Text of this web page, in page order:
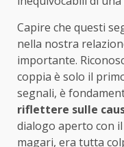
Capire che questi
nella nostra
importante.
coppia è solo il
segnali, è
riflettere sulle
dialogo aperto con
magari, era tutta